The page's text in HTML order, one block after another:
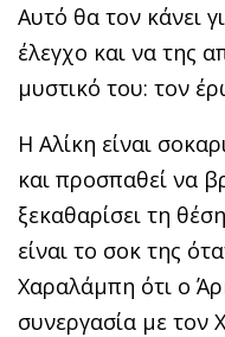
Αυτό θα τον κάνει
έλεγχο και να της
μυστικό του: τον
Η Αλίκη είναι
και προσπαθεί να
ξεκαθαρίσει τη
είναι το σοκ της
Χαραλάμπη ότι ο
συνεργασία με τον